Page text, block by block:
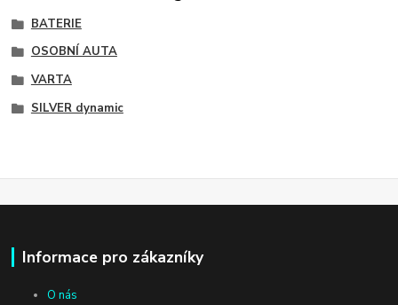
BATERIE
OSOBNÍ AUTA
VARTA
SILVER dynamic
Informace pro zákazníky
O nás